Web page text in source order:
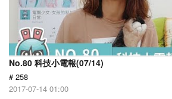
No.80 科技小電報(07/14)
# 258
2017-07-14 01:00